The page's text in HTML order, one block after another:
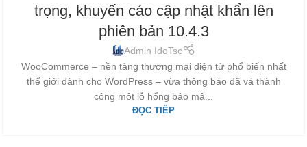
trọng, khuyến cáo cập nhật khẩn lên
phiên bản 10.4.3
Admin IdoTsc
WooCommerce – nền tảng thương mại điện tử phổ biến nhất
thế giới dành cho WordPress – vừa thông báo đã vá thành
công một lỗ hổng bảo mậ...
ĐỌC TIẾP